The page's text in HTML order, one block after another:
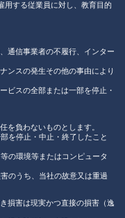
する従業員に対し、教育目的
通信事業者の不履行、インター
ンスの発生その他の事由により
ビスの全部または一部を停止・
を負わないものとします。
を停止・中止・終了したこと
の環境等またはコンピュータ
のうち、当社の故意又は重過
損害は現実かつ直接の損害（逸